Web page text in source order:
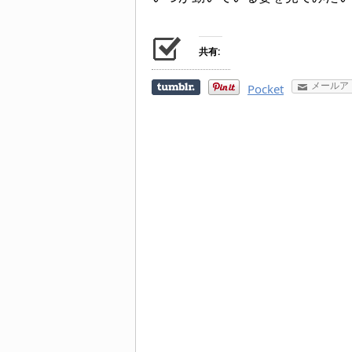
共有:
Pocket メール